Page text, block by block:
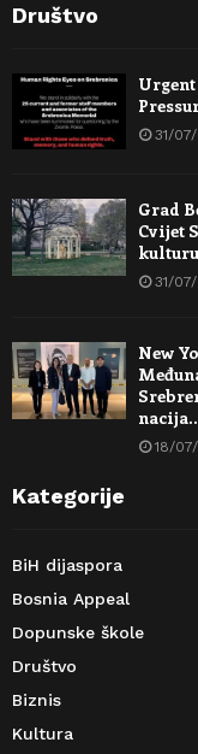
Društvo
31/
Grad
Cvijet
31/
New
18/
Kategorije
BiH dijaspora
Bosnia Appeal
Dopunske škole
Društvo
Biznis
Kultura